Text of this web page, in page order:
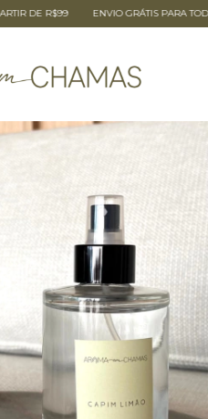
ENVIO GRÁTIS PARA TODO